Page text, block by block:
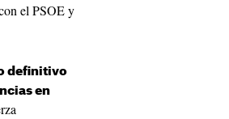
el PSOE y
definitivo
en